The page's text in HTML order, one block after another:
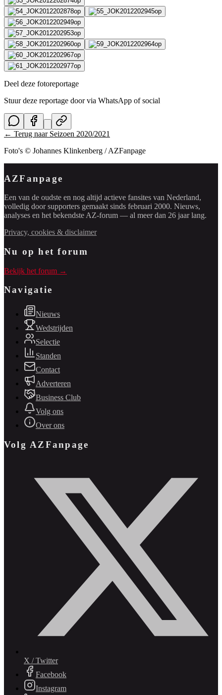
Deel deze fotoreportage
Stuur deze reportage door via WhatsApp of social
← Terug naar Seizoen 2020/2021
Foto's © Johannes Klinkenberg / AZFanpage
AZFanpage
Een van de oudste en nog altijd actieve fansites van Nederland,
volledig door supporters gemaakt sinds februari 2000. Nieuws,
analyses en het bekendste AZ-forum — al meer dan 26 jaar lang.
Privacy, cookies & disclaimer
Nu op het forum
Bekijk het forum →
Navigatie
Nieuws
Wedstrijden
Selectie
Standen
Contact
Adverteren
Business Club
Volg ons
Over ons
Volg AZFanpage
X / Twitter
Facebook
Instagram